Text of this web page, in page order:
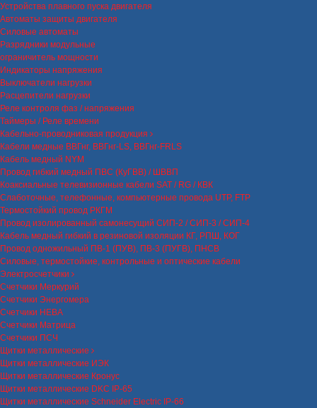
Устройства плавного пуска двигателя
Автоматы защиты двигателя
Силовые автоматы
Разрядники модульные
ограничитель мощности
Индикаторы напряжения
Выключатели нагрузки
Расцепители нагрузки
Реле контроля фаз / напряжения
Таймеры / Реле времени
Кабельно-проводниковая продукция
Кабели медные ВВГнг, ВВГнг-LS, ВВГнг-FRLS
Кабель медный NYM
Провод гибкий медный ПВС (КуГВВ) / ШВВП
Коаксиальные телевизионные кабели SAT / RG / КВК
Слаботочные, телефонные, компьютерные провода UTP, FTP
Термостойкий провод РКГМ
Провод изолированный самонесущий СИП-2 / СИП-3 / СИП-4
Кабель медный гибкий в резиновой изоляции КГ, РПШ, КОГ
Провод одножильный ПВ-1 (ПУВ), ПВ-3 (ПУГВ), ПНСВ
Силовые, термостойкие, контрольные и оптические кабели
Электросчетчики
Счетчики Меркурий
Счетчики Энергомера
Счетчики НЕВА
Счетчики Матрица
Счетчики ПСЧ
Щитки металлические
Щитки металлические ИЭК
Щитки металлические Кронус
Щитки металлические DKC IP-65
Щитки металлические Schneider Electric IP-66